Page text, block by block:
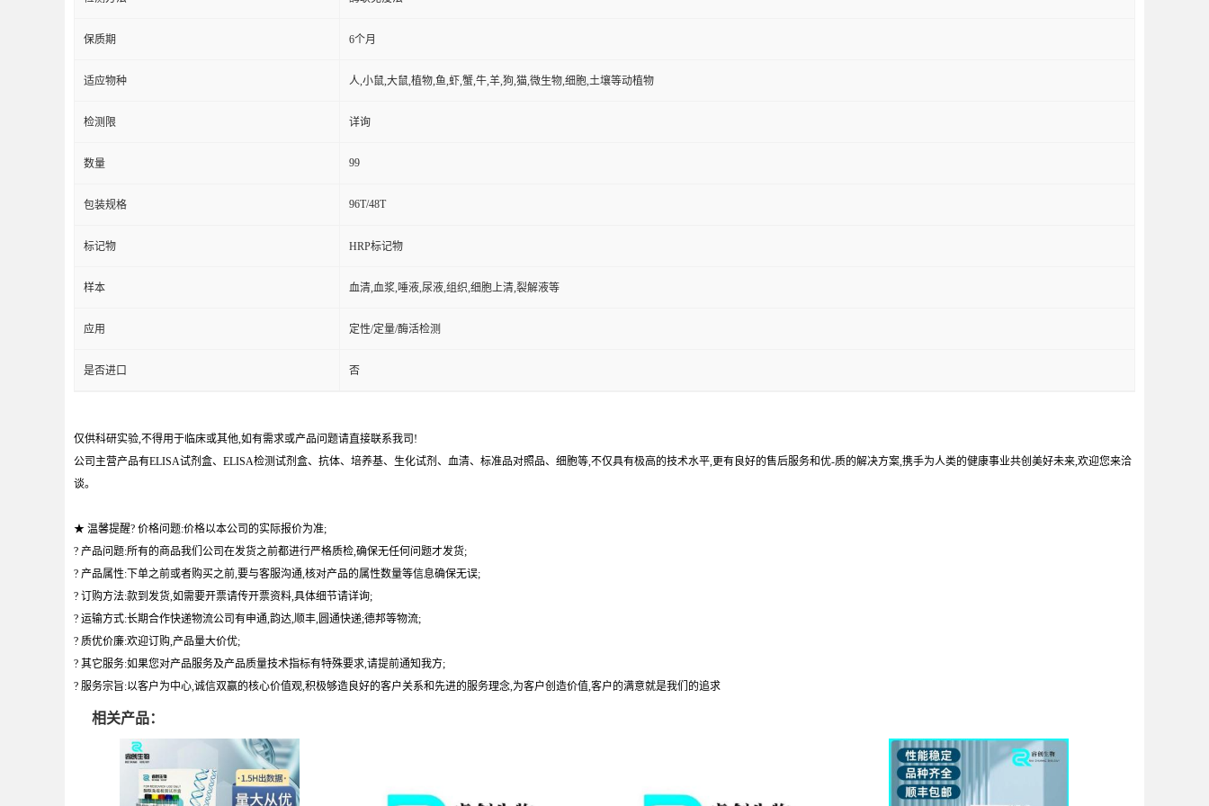
保质期 6个月
适应物种 人,小鼠,大鼠,植物,鱼,虾,蟹,牛,羊,狗,猫,微生物,细胞,土壤等动植物
检测限 详询
数量 99
包装规格 96T/48T
标记物 HRP标记物
样本 血清,血浆,唾液,尿液,组织,细胞上清,裂解液等
应用 定性/定量/酶活检测
是否进口 否
仅供科研实验,不得用于临床或其他,如有需求或产品问题请直接联系我司!
公司主营产品有ELISA试剂盒、ELISA检测试剂盒、抗体、培养基、生化试剂、血清、标准品对照品、细胞等,不仅具有极高的技术水平,更有良好的售后服务和优-质的解决方案,携手为人类的健康事业共创美好未来,欢迎您来洽
谈。
★ 温馨提醒? 价格问题:价格以本公司的实际报价为准;
? 产品问题:所有的商品我们公司在发货之前都进行严格质检,确保无任何问题才发货;
? 产品属性:下单之前或者购买之前,要与客服沟通,核对产品的属性数量等信息确保无误;
? 订购方法:款到发货,如需要开票请传开票资料,具体细节请详询;
? 运输方式:长期合作快递物流公司有申通,韵达,顺丰,圆通快递;德邦等物流;
? 质优价廉:欢迎订购,产品量大价优;
? 其它服务:如果您对产品服务及产品质量技术指标有特殊要求,请提前通知我方;
? 服务宗旨:以客户为中心,诚信双赢的核心价值观,积极够造良好的客户关系和先进的服务理念,为客户创造价值,客户的满意就是我们的追求
相关产品：